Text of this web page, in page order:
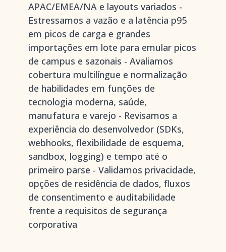
APAC/EMEA/NA e layouts variados -
Estressamos a vazão e a latência p95
em picos de carga e grandes
importações em lote para emular picos
de campus e sazonais - Avaliamos
cobertura multilíngue e normalização
de habilidades em funções de
tecnologia moderna, saúde,
manufatura e varejo - Revisamos a
experiência do desenvolvedor (SDKs,
webhooks, flexibilidade de esquema,
sandbox, logging) e tempo até o
primeiro parse - Validamos privacidade,
opções de residência de dados, fluxos
de consentimento e auditabilidade
frente a requisitos de segurança
corporativa